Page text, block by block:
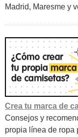
Madrid, Maresme y
Crea tu marca de
Consejos y
propia línea de ropa